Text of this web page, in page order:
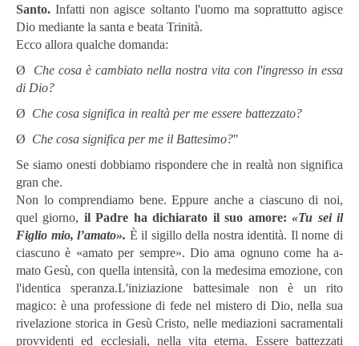
Santo. Infatti non agisce soltanto l'uomo ma soprattutto agisce
Dio mediante la santa e beata Trinità.
Ecco allora qualche domanda:
Ø Che cosa è cambiato nella nostra vita con l'ingresso in essa
di Dio?
Ø Che cosa significa in realtà per me essere battezzato?
Ø Che cosa significa per me il Battesimo?"
Se siamo onesti dobbiamo rispondere che in realtà non significa
gran che.
Non lo comprendiamo bene. Eppure anche a ciascuno di noi,
quel giorno, il Padre ha dichiarato il suo amore: «Tu sei il
Figlio mio, l’amato». È il sigillo della nostra i­dentità. Il nome di
ciascuno è «a­mato per sempre». Dio ama ognuno come ha a­
mato Gesù, con quella in­tensità, con la medesima emozione, con
l'identica speranza.L'iniziazione battesimale non è un rito
magico: è una professione di fede nel mistero di Dio, nella sua
rivelazione storica in Gesù Cristo, nelle mediazioni sacramentali
provvidenti ed ecclesiali, nella vita eterna. Essere battezzati